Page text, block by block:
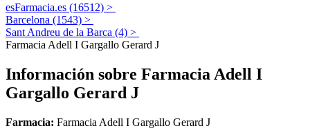
esFarmacia.es (16512) >
Barcelona (1543) >
Sant Andreu de la Barca (4) >
Farmacia Adell I Gargallo Gerard J
Información sobre Farmacia Adell I
Gargallo Gerard J
Farmacia: Farmacia Adell I Gargallo Gerard J